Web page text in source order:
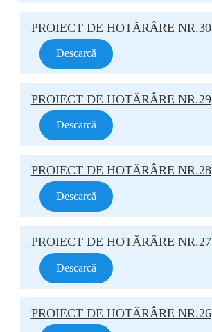
PROIECT DE HOTĂRÂRE NR.30
Descarcă
PROIECT DE HOTĂRÂRE NR.29
Descarcă
PROIECT DE HOTĂRÂRE NR.28
Descarcă
PROIECT DE HOTĂRÂRE NR.27
Descarcă
PROIECT DE HOTĂRÂRE NR.26